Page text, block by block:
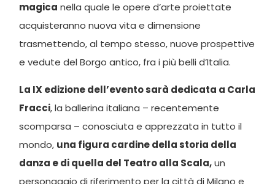
magica nella quale le opere d’arte proiettate
acquisteranno nuova vita e dimensione
trasmettendo, al tempo stesso, nuove prospettive
e vedute del Borgo antico, fra i più belli d’Italia.
La IX edizione dell’evento sarà dedicata a Carla
Fracci, la ballerina italiana – recentemente
scomparsa – conosciuta e apprezzata in tutto il
mondo, una figura cardine della storia della
danza e di quella del Teatro alla Scala,un
personaggio di riferimento per la città di Milano e